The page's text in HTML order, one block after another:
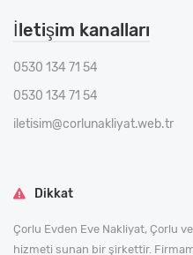
İletişim kanalları
0530 134 71 54
0530 134 71 54
iletisim@corlunakliyat.web.tr
Dikkat
Çorlu Evden Eve Nakliyat, Çorlu
hizmeti sunan bir şirkettir.